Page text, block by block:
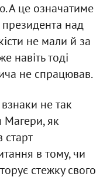
А це означатиме
над
не мали й за
навіть тоді
не спрацював.
не так
Магери, як
в тому, чи
стежку свого